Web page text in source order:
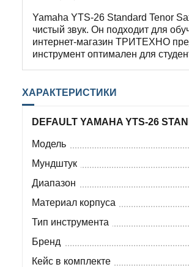
Yamaha YTS-26 Standard Tenor
чистый звук. Он подходит для
интернет-магазин ТРИТЕХНО
инструмент оптимален для
ХАРАКТЕРИСТИКИ
DEFAULT YAMAHA YTS-26
Модель
Мундштук
Диапазон
Материал корпуса
Тип инструмента
Бренд
Кейс в комплекте